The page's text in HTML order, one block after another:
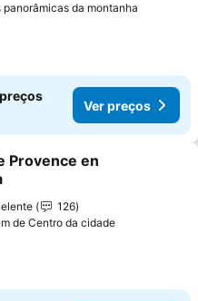
panorâmicas da montanha
Ver preços
aos favoritos
Provence en
126
de Centro da cidade